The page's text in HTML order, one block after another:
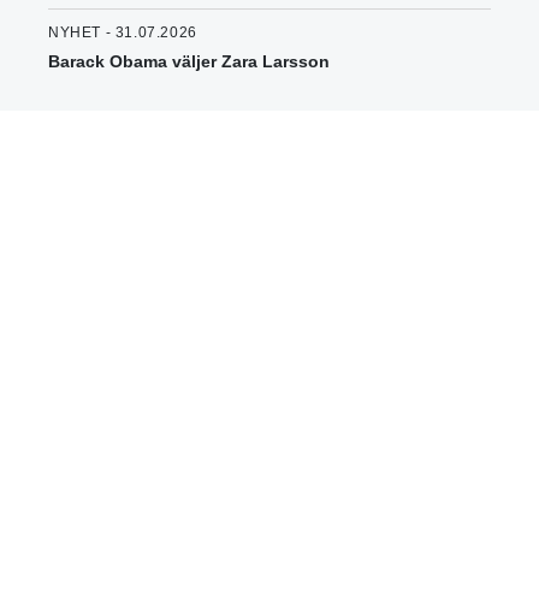
NYHET - 31.07.2026
Barack Obama väljer Zara Larsson